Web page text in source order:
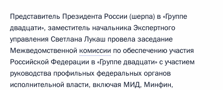
Представитель Президента России (шерпа) в «Группе
двадцати», заместитель начальника Экспертного
управления Светлана Лукаш провела заседание
Межведомственной комиссии по обеспечению участия
Российской Федерации в «Группе двадцати» с участием
руководства профильных федеральных органов
исполнительной власти, включая МИД, Минфин,